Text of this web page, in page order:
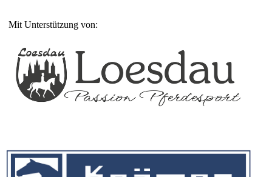
Mit Unterstützung von: